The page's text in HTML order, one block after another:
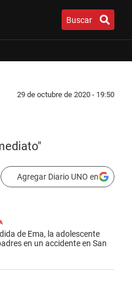
Buscar
29 de octubre de 2020 - 19:50
Agregar Diario UNO en
de Ema, la adolescente
en un accidente en San